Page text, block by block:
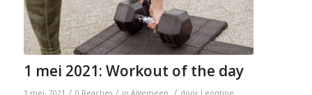
1 mei 2021: Workout of the day
1 mei, 2021 / 0 Reacties / in Algemeen / door Leontine